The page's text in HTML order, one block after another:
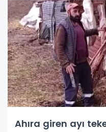
Ahıra giren ayı